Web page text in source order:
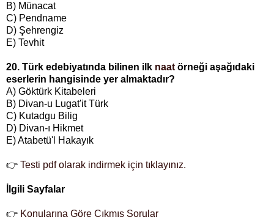
B) Münacat
C) Pendname
D) Şehrengiz
E) Tevhit
20. Türk edebiyatında bilinen ilk naat örneği aşağıdaki
eserlerin hangisinde yer almaktadır?
A) Göktürk Kitabeleri
B) Divan-u Lugat'it Türk
C) Kutadgu Bilig
D) Divan-ı Hikmet
E) Atabetü'l Hakayık
👉 Testi pdf olarak indirmek için tıklayınız.
İlgili Sayfalar
👉 Konularına Göre Çıkmış Sorular